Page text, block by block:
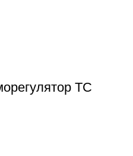
ТС